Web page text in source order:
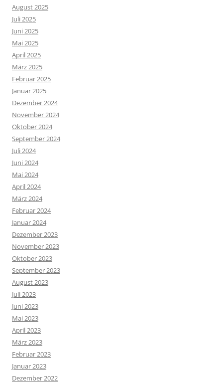
August 2025
Juli 2025
Juni 2025
Mai 2025
April 2025
März 2025
Februar 2025
Januar 2025
Dezember 2024
November 2024
Oktober 2024
September 2024
Juli 2024
Juni 2024
Mai 2024
April 2024
März 2024
Februar 2024
Januar 2024
Dezember 2023
November 2023
Oktober 2023
September 2023
August 2023
Juli 2023
Juni 2023
Mai 2023
April 2023
März 2023
Februar 2023
Januar 2023
Dezember 2022